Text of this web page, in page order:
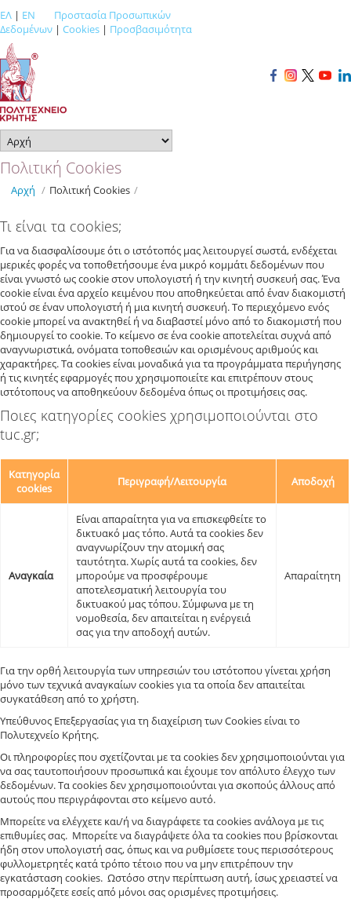
ΕΛ | EN
Προστασία Προσωπικών
Δεδομένων | Cookies | Προσβασιμότητα
Πολιτική Cookies
Αρχή / Πολιτική Cookies /
Τι είναι τα cookies;
Για να διασφαλίσουμε ότι ο ιστότοπός μας λειτουργεί σωστά, ενδέχεται
μερικές φορές να τοποθετήσουμε ένα μικρό κομμάτι δεδομένων που
είναι γνωστό ως cookie στον υπολογιστή ή την κινητή συσκευή σας. Ένα
cookie είναι ένα αρχείο κειμένου που αποθηκεύεται από έναν διακομιστή
ιστού σε έναν υπολογιστή ή μια κινητή συσκευή. Το περιεχόμενο ενός
cookie μπορεί να ανακτηθεί ή να διαβαστεί μόνο από το διακομιστή που
δημιουργεί το cookie. Το κείμενο σε ένα cookie αποτελείται συχνά από
αναγνωριστικά, ονόματα τοποθεσιών και ορισμένους αριθμούς και
χαρακτήρες. Τα cookies είναι μοναδικά για τα προγράμματα περιήγησης
ή τις κινητές εφαρμογές που χρησιμοποιείτε και επιτρέπουν στους
ιστότοπους να αποθηκεύουν δεδομένα όπως οι προτιμήσεις σας.
Ποιες κατηγορίες cookies χρησιμοποιούνται στο
tuc.gr;
Κατηγορία
cookies
Περιγραφή/Λειτουργία Αποδοχή
Αναγκαία
Είναι απαραίτητα για να επισκεφθείτε το
δικτυακό μας τόπο. Αυτά τα cookies δεν
αναγνωρίζουν την ατομική σας
ταυτότητα. Χωρίς αυτά τα cookies, δεν
μπορούμε να προσφέρουμε
αποτελεσματική λειτουργία του
δικτυακού μας τόπου. Σύμφωνα με τη
νομοθεσία, δεν απαιτείται η ενέργειά
σας για την αποδοχή αυτών.
Απαραίτητη
Για την ορθή λειτουργία των υπηρεσιών του ιστότοπου γίνεται χρήση
μόνο των τεχνικά αναγκαίων cookies για τα οποία δεν απαιτείται
συγκατάθεση από το χρήστη.
Υπεύθυνος Επεξεργασίας για τη διαχείριση των Cookies είναι το
Πολυτεχνείο Κρήτης.
Οι πληροφορίες που σχετίζονται με τα cookies δεν χρησιμοποιούνται για
να σας ταυτοποιήσουν προσωπικά και έχουμε τον απόλυτο έλεγχο των
δεδομένων. Τα cookies δεν χρησιμοποιούνται για σκοπούς άλλους από
αυτούς που περιγράφονται στο κείμενο αυτό.
Μπορείτε να ελέγχετε και/ή να διαγράφετε τα cookies ανάλογα με τις
επιθυμίες σας. Μπορείτε να διαγράψετε όλα τα cookies που βρίσκονται
ήδη στον υπολογιστή σας, όπως και να ρυθμίσετε τους περισσότερους
φυλλομετρητές κατά τρόπο τέτοιο που να μην επιτρέπουν την
εγκατάσταση cookies. Ωστόσο στην περίπτωση αυτή, ίσως χρειαστεί να
προσαρμόζετε εσείς από μόνοι σας ορισμένες προτιμήσεις.